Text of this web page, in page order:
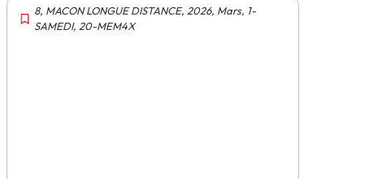
8, MACON LONGUE DISTANCE, 2026, Mars, 1-
SAMEDI, 20-MEM4X